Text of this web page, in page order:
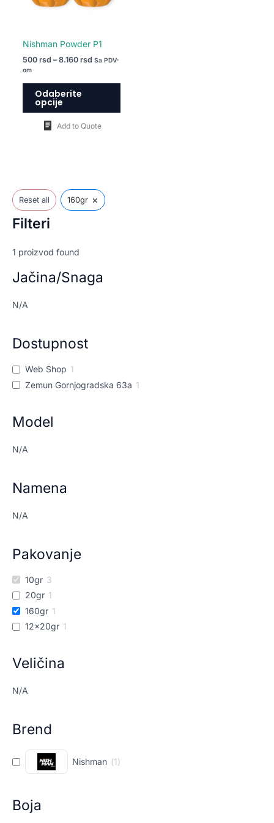
Reset all 160gr ×
Filteri
1 proizvod found
Jačina/Snaga
N/A
Dostupnost
Web Shop 1
Zemun Gornjogradska 63a 1
Model
N/A
Namena
N/A
Pakovanje
10gr 3
20gr 1
160gr 1
12x20gr 1
Veličina
N/A
Brend
Nishman (1)
Boja
Nishman Powder P1
500 rsd – 8.160 rsd Sa PDV-
om
Odaberite
opcije
Add to Quote